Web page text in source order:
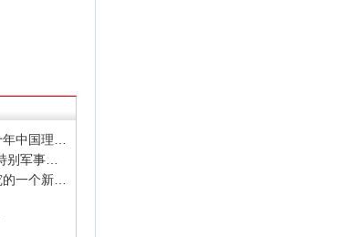
· 2026年4月23日俄罗斯发动的“特别军事行动”已进入第5个年头，俄乌局势最新综述
· 中国画研究院——中国绘画研究的一个新开篇